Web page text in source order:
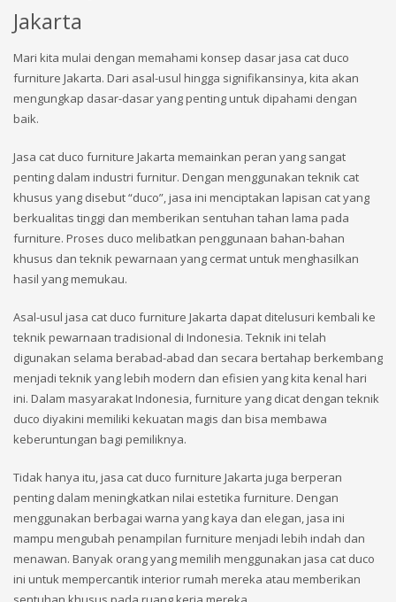
Jakarta
Mari kita mulai dengan memahami konsep dasar jasa cat duco
furniture Jakarta. Dari asal-usul hingga signifikansinya, kita akan
mengungkap dasar-dasar yang penting untuk dipahami dengan
baik.
Jasa cat duco furniture Jakarta memainkan peran yang sangat
penting dalam industri furnitur. Dengan menggunakan teknik cat
khusus yang disebut “duco”, jasa ini menciptakan lapisan cat yang
berkualitas tinggi dan memberikan sentuhan tahan lama pada
furniture. Proses duco melibatkan penggunaan bahan-bahan
khusus dan teknik pewarnaan yang cermat untuk menghasilkan
hasil yang memukau.
Asal-usul jasa cat duco furniture Jakarta dapat ditelusuri kembali ke
teknik pewarnaan tradisional di Indonesia. Teknik ini telah
digunakan selama berabad-abad dan secara bertahap berkembang
menjadi teknik yang lebih modern dan efisien yang kita kenal hari
ini. Dalam masyarakat Indonesia, furniture yang dicat dengan teknik
duco diyakini memiliki kekuatan magis dan bisa membawa
keberuntungan bagi pemiliknya.
Tidak hanya itu, jasa cat duco furniture Jakarta juga berperan
penting dalam meningkatkan nilai estetika furniture. Dengan
menggunakan berbagai warna yang kaya dan elegan, jasa ini
mampu mengubah penampilan furniture menjadi lebih indah dan
menawan. Banyak orang yang memilih menggunakan jasa cat duco
ini untuk mempercantik interior rumah mereka atau memberikan